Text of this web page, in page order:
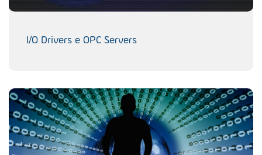
I/O Drivers e OPC Servers